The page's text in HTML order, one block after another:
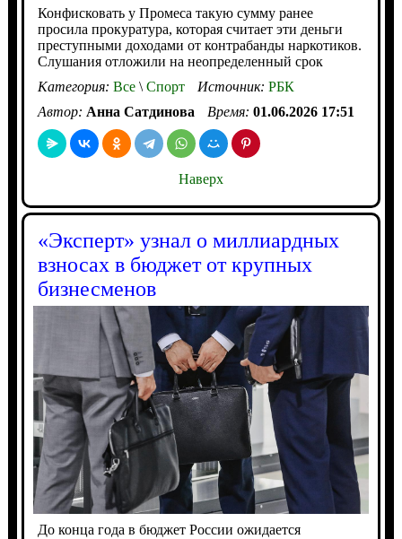
Конфисковать у Промеса такую сумму ранее
просила прокуратура, которая считает эти деньги
преступными доходами от контрабанды наркотиков.
Слушания отложили на неопределенный срок
Категория: Все\Спорт Источник: РБК
Автор: Анна Сатдинова Время: 01.06.2026 17:51
Наверх
«Эксперт» узнал о миллиардных
взносах в бюджет от крупных
бизнесменов
До конца года в бюджет России ожидается